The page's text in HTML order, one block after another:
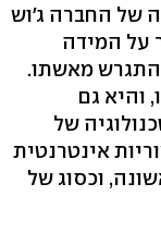
של החברה ג'וש
על המידה
התגרש מאשתו.
והיא גם
של
אינטרנטית
וכסוג של